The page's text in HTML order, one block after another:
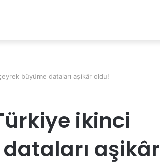
büyüme dataları aşikâr oldu!
ikinci
aşikâr